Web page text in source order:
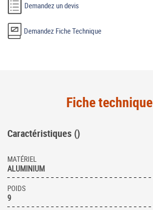
Demandez un devis
Demandez Fiche Technique
Fiche technique
Caractéristiques ()
MATÉRIEL
ALUMINIUM
POIDS
9